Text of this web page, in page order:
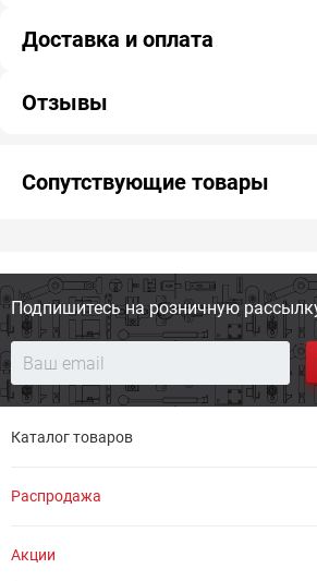
Доставка и оплата
Отзывы
Сопутствующие товары
Подпишитесь на розничную
Каталог товаров
Распродажа
Акции